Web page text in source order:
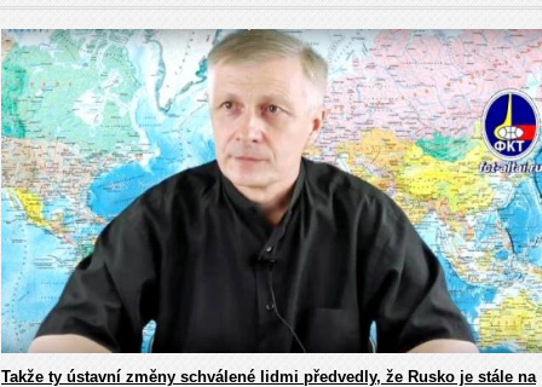
Takže ty ústavní změny schválené lidmi předvedly, že Rusko je stále na